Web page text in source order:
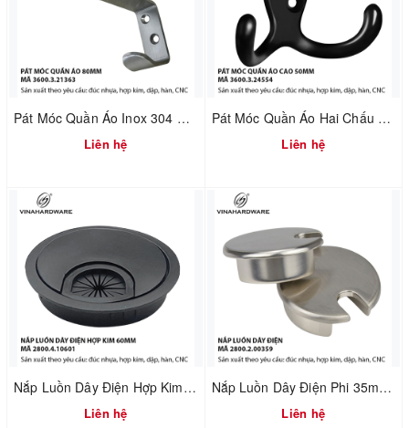
Pát Móc Quần Áo Inox 304 Không Rỉ Tích Hợp Chặn Cửa – Dài 80mm | Mã 3600.3.21363
Liên hệ
Pát Móc Quần Áo Hai Chấu Màu Đen Cao 50mm – Vinahardware | Mã 3600.3.24554
Liên hệ
Nắp Luồn Dây Điện Hợp Kim Phi 60mm Sơn Đen – Mã 2800.4.10601
Liên hệ
Nắp Luồn Dây Điện Phi 35mm – Hợp Kim Đúc Xi Mạ Nikel Xước Mờ | Mã 2800.2.00359
Liên hệ